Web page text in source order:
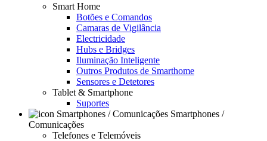
Smart Home
Botões e Comandos
Camaras de Vigilância
Electricidade
Hubs e Bridges
Iluminação Inteligente
Outros Produtos de Smarthome
Sensores e Detetores
Tablet & Smartphone
Suportes
Smartphones /
Comunicações
Telefones e Telemóveis